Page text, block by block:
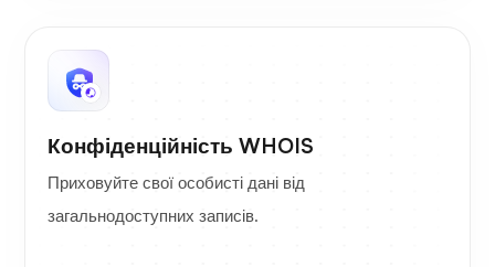
Конфіденційність WHOIS
Приховуйте свої особисті дані від
загальнодоступних записів.